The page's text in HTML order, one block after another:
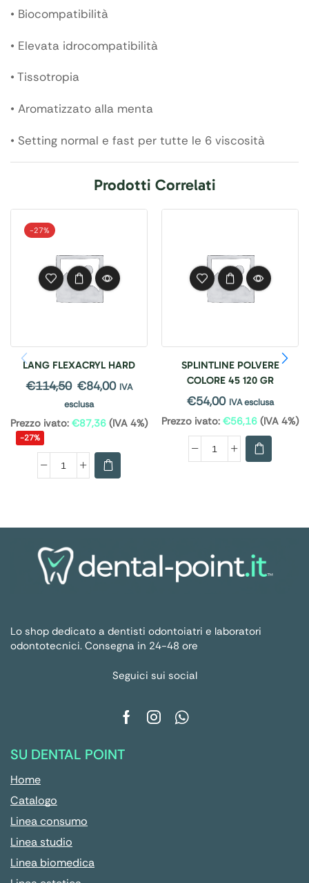
• Biocompatibilità
• Elevata idrocompatibilità
• Tissotropia
• Aromatizzato alla menta
• Setting normal e fast per tutte le 6 viscosità
Prodotti Correlati
-27%
LANG FLEXACRYL HARD
€114,50 €84,00 IVA
esclusa
Prezzo ivato: €87,36 (IVA 4%)
-27%
SPLINTLINE POLVERE
COLORE 45 120 GR
€54,00 IVA esclusa
Prezzo ivato: €56,16 (IVA 4%)
Lo shop dedicato a dentisti odontoiatri e laboratori
odontotecnici. Consegna in 24-48 ore
Seguici sui social
SU DENTAL POINT
Home
Catalogo
Linea consumo
Linea studio
Linea biomedica